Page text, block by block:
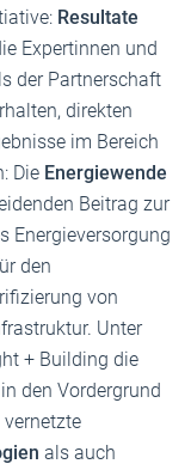
Resultate
Expertinnen und
der Partnerschaft
direkten
im Bereich
Die Energiewende
Beitrag zur
Energieversorgung
den
von
Unter
+ Building die
den Vordergrund
als auch